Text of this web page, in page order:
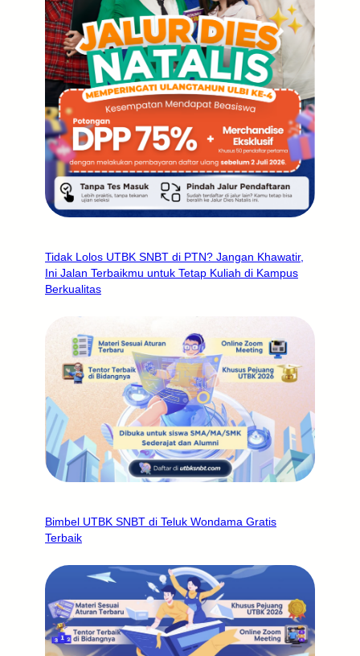
Tidak Lolos UTBK SNBT di PTN? Jangan Khawatir,
Ini Jalan Terbaikmu untuk Tetap Kuliah di Kampus
Berkualitas
Bimbel UTBK SNBT di Teluk Wondama Gratis
Terbaik